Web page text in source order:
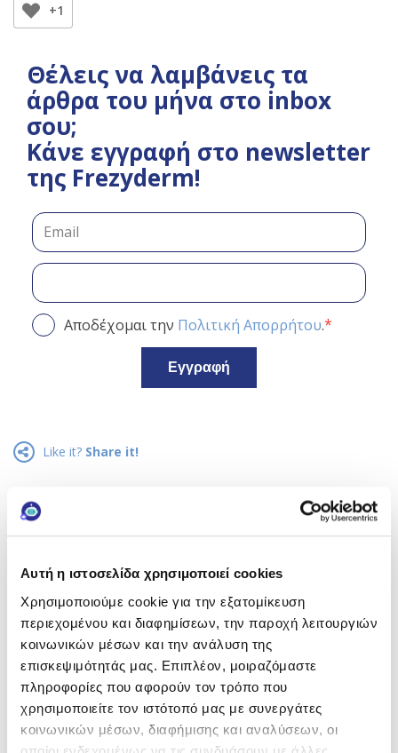
Αυτή η ιστοσελίδα χρησιμοποιεί cookies
Χρησιμοποιούμε cookie για την εξατομίκευση
περιεχομένου και διαφημίσεων, την παροχή λειτουργιών
κοινωνικών μέσων και την ανάλυση της
επισκεψιμότητάς μας. Επιπλέον, μοιραζόμαστε
πληροφορίες που αφορούν τον τρόπο που
χρησιμοποιείτε τον ιστότοπό μας με συνεργάτες
κοινωνικών μέσων, διαφήμισης και αναλύσεων, οι
+1
Θέλεις να λαμβάνεις τα
άρθρα του μήνα στο inbox
σου;
Κάνε εγγραφή στο newsletter
της Frezyderm!
Αποδέχομαι την Πολιτική Απορρήτου.*
Εγγραφή
Like it? Share it!
DISCOVER MORE ARTICLES:
<< PREVIOUS
Πώς θα Αποκτήσω Τέλεια Επιδερμίδα;
NEXT >>